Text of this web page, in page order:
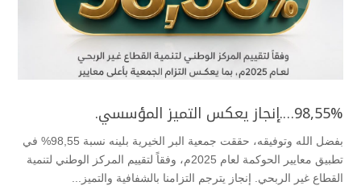
98,55%….إنجاز يعكس التميز المؤسسي.
بفضل الله وتوفيقه، حققت جمعية البر الخيرية بلينه نسبة 98,55% في
تطبيق معايير الحوكمة لعام 2025م، وفقاً لتقييم المركز الوطني لتنمية
القطاع غير الربحي. إنجاز يترجم التزامنا بالشفافية والتميز...